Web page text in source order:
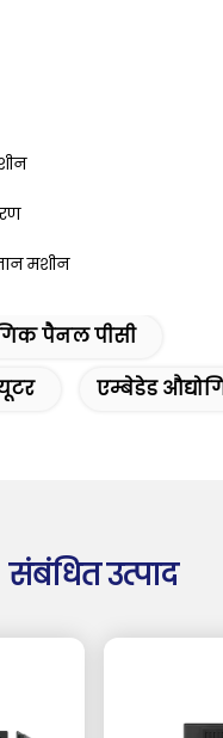
मशीन
पैनल पीसी
एम्बेडेड
संबंधित उत्पाद